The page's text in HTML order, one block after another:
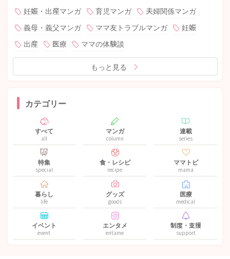
妊娠・出産マンガ 育児マンガ
夫婦関係マンガ
義母・義父マンガ
ママ友トラブルマンガ
妊娠
出産
医療 ママの体験談
もっと見る
カテゴリー
すべて
all
マンガ
column
連載
series
特集
special
食・レシピ
recipe
ママトピ
mama
暮らし
life
グッズ
goods
医療
medical
イベント
event
エンタメ
entame
制度・支援
support